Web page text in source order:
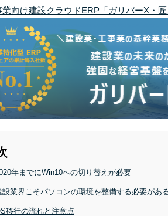
向け建設クラウドERP「ガリバーX・匠
年までにWin10への切り替えが必要
設業界こそパソコンの環境を整備する必要があ
移行の流れと注意点